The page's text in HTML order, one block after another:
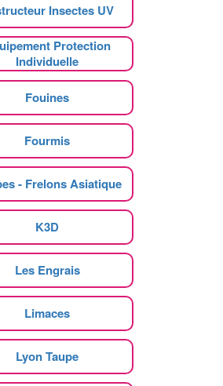
Insectes UV
Protection
Individuelle
Fouines
Fourmis
- Frelons Asiatique
K3D
Les Engrais
Limaces
Lyon Taupe